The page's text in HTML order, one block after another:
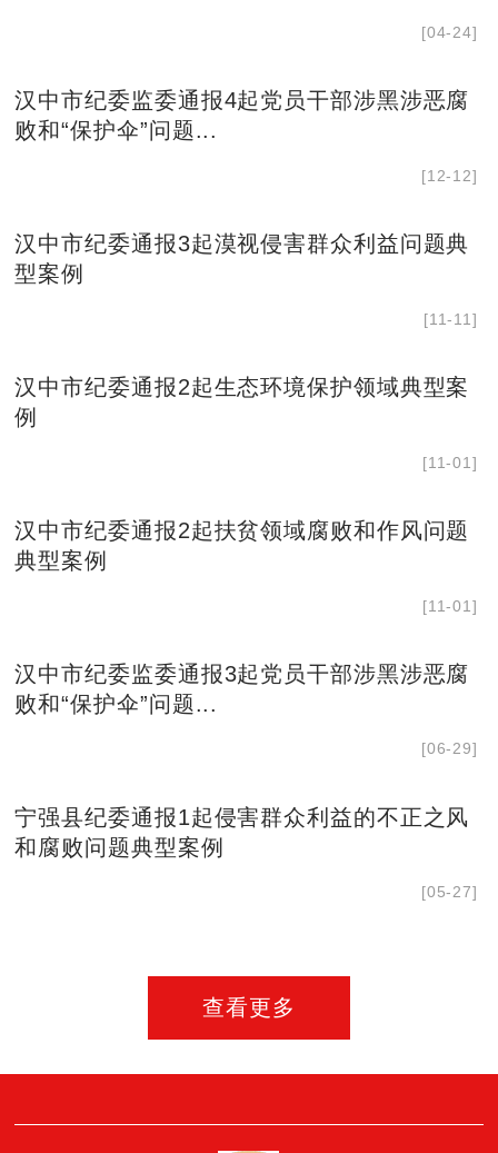
[04-24]
汉中市纪委监委通报4起党员干部涉黑涉恶腐
败和“保护伞”问题...
[12-12]
汉中市纪委通报3起漠视侵害群众利益问题典
型案例
[11-11]
汉中市纪委通报2起生态环境保护领域典型案
例
[11-01]
汉中市纪委通报2起扶贫领域腐败和作风问题
典型案例
[11-01]
汉中市纪委监委通报3起党员干部涉黑涉恶腐
败和“保护伞”问题...
[06-29]
宁强县纪委通报1起侵害群众利益的不正之风
和腐败问题典型案例
[05-27]
查看更多